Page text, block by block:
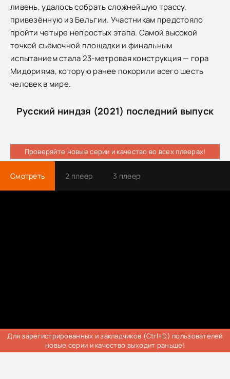
ливень, удалось собрать сложнейшую трассу,
привезённую из Бельгии. Участникам предстояло
пройти четыре непростых этапа. Самой высокой
точкой съёмочной площадки и финальным
испытанием стала 23-метровая конструкция — гора
Мидорияма, которую ранее покорили всего шесть
человек в мире.
Русский ниндзя (2021) последний выпуск
Проверяйте новые серии и качество во всех плеерах!
Смотреть 2 плеер 3 плеер
Для зарегистрированных и закладчиков (Ctrl+D) пользователей
новые серии и качество выходит раньше!